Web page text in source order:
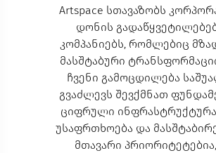
Artspace სთავაზობს
დონის
კომპანიებს, რომლებიც
მასშტაბური
ჩვენი გამოცდილება
გვაძლევს შევქმნათ
ციფრული
უსაფრთხოება და
მთავარი